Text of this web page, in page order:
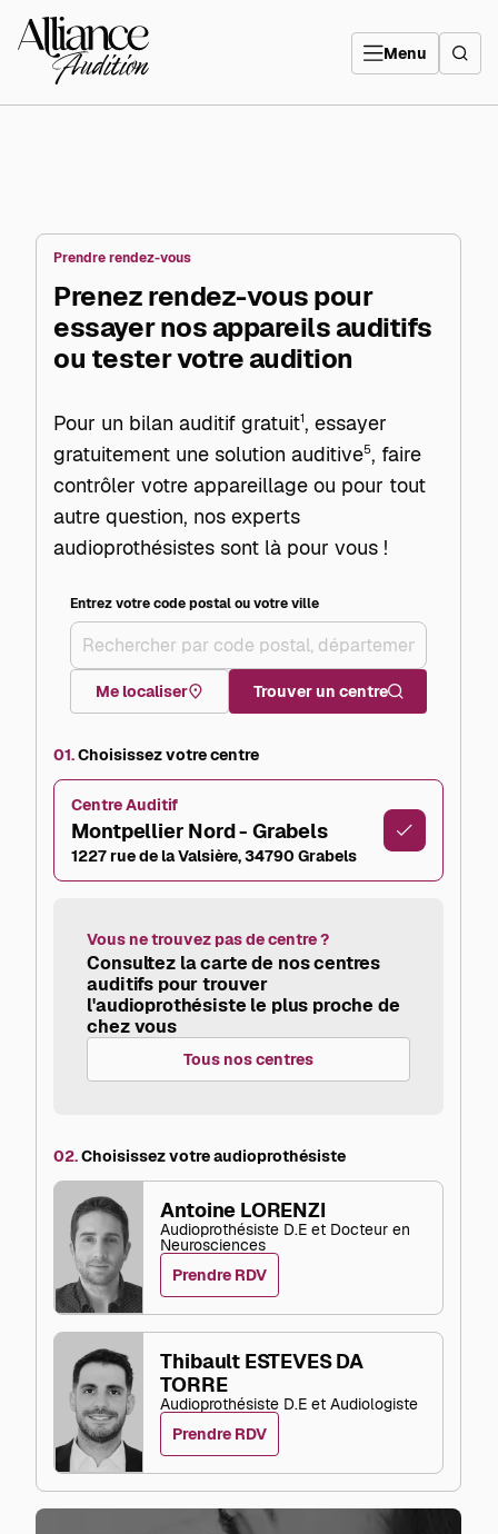
directement
contenu
Menu
Prendre rendez-vous
Prenez rendez-vous pour
essayer nos appareils auditifs
ou tester votre audition
Pour un bilan auditif gratuit1, essayer
gratuitement une solution auditive5, faire
contrôler votre appareillage ou pour tout
autre question, nos experts
audioprothésistes sont là pour vous !
Entrez votre code postal ou votre ville
Me localiser Trouver un centre
01.Choisissez votre centre
Centre Auditif
Montpellier Nord - Grabels
1227 rue de la Valsière, 34790 Grabels
Vous ne trouvez pas de centre ?
Consultez la carte de nos centres
auditifs pour trouver
l'audioprothésiste le plus proche de
chez vous
Tous nos centres
02.Choisissez votre audioprothésiste
Antoine LORENZI
Audioprothésiste D.E et Docteur en
Neurosciences
Prendre RDV
Thibault ESTEVES DA
TORRE
Audioprothésiste D.E et Audiologiste
Prendre RDV